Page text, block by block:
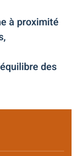
à proximité
des